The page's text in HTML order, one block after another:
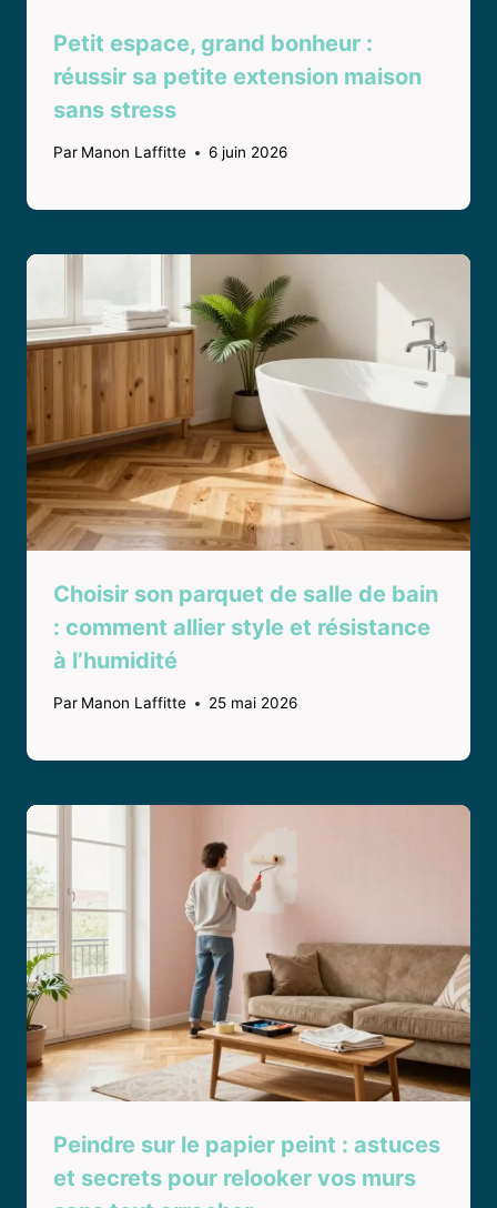
Petit espace, grand bonheur :
réussir sa petite extension maison
sans stress
Par Manon Laffitte 6 juin 2026
Choisir son parquet de salle de bain
: comment allier style et résistance
à l’humidité
Par Manon Laffitte 25 mai 2026
Peindre sur le papier peint : astuces
et secrets pour relooker vos murs